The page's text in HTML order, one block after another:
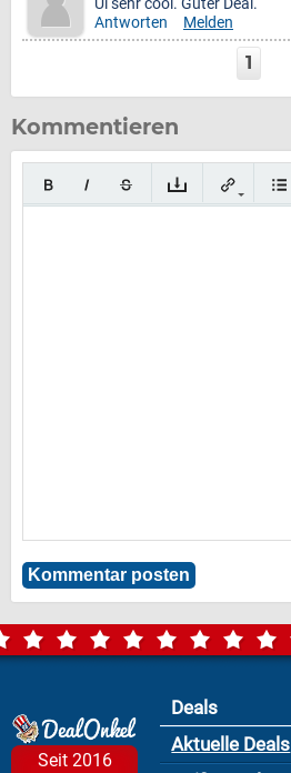
Ui sehr cool. Guter Deal.
Antworten
Melden
1
Kommentieren
Seit 2016
Deals
Aktuelle Deals